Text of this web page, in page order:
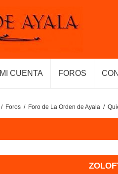
MI CUENTA FOROS
/ Foros / Foro de La Orden de Ayala /